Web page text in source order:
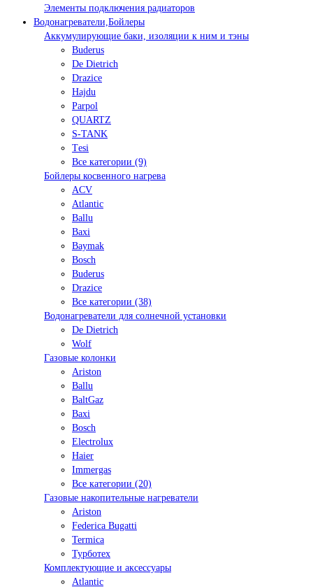
Элементы подключения радиаторов
Водонагреватели,Бойлеры
Аккумулирующие баки, изоляции к ним и тэны
Buderus
De Dietrich
Drazice
Hajdu
Parpol
QUARTZ
S-TANK
Tеsi
Все категории (9)
Бойлеры косвенного нагрева
ACV
Atlantic
Ballu
Baxi
Baymak
Bosch
Buderus
Drazice
Все категории (38)
Водонагреватели для солнечной установки
De Dietrich
Wolf
Газовые колонки
Ariston
Ballu
BaltGaz
Baxi
Bosсh
Electrolux
Haier
Immergas
Все категории (20)
Газовые накопительные нагреватели
Ariston
Federica Bugatti
Termica
Турботех
Комплектующие и аксессуары
Atlantic